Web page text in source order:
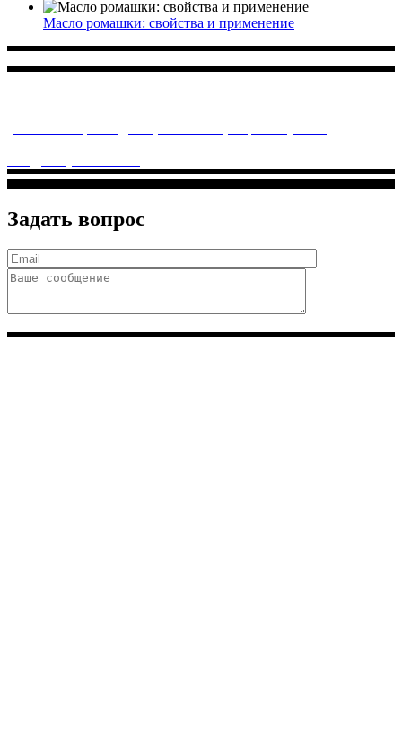
Масло ромашки: свойства и применение
Задать вопрос